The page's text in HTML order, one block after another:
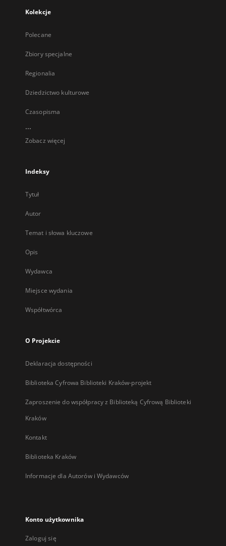
Kolekcje
Polecane
Zbiory specjalne
Regionalia
Dziedzictwo kulturowe
Czasopisma
...
Zobacz więcej
Indeksy
Tytuł
Autor
Temat i słowa kluczowe
Opis
Wydawca
Miejsce wydania
Współtwórca
O Projekcie
Deklaracja dostępności
Biblioteka Cyfrowa Biblioteki Kraków-projekt
Zaproszenie do współpracy z Biblioteką Cyfrową Biblioteki
Kraków
Kontakt
Biblioteka Kraków
Informacje dla Autorów i Wydawców
Konto użytkownika
Zaloguj się